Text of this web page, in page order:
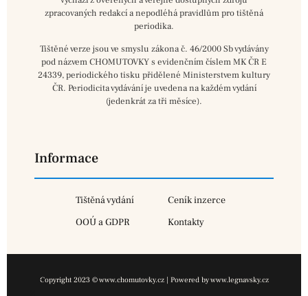
zpracovaných redakcí a nepodléhá pravidlům pro tištěná
periodika.
Tištěné verze jsou ve smyslu zákona č. 46/2000 Sb vydávány
pod názvem CHOMUTOVKY s evidenčním číslem MK ČR E
24339, periodického tisku přidělené Ministerstvem kultury
ČR. Periodicita vydávání je uvedena na každém vydání
(jedenkrát za tři měsíce).
Informace
Tištěná vydání
Ceník inzerce
OOÚ a GDPR
Kontakty
Copyright 2023 © www.chomutovky.cz | Powered by www.legnavsky.cz